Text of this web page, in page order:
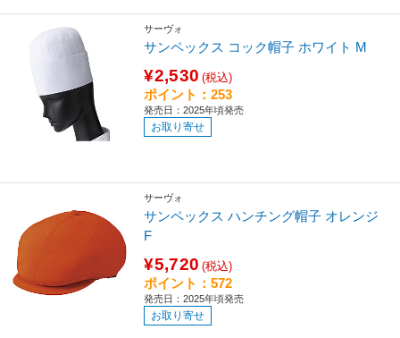
サーヴォ
サンペックス コック帽子 ホワイト M
¥2,530 (税込)
ポイント：253
発売日：2025年頃発売
お取り寄せ
サーヴォ
サンペックス ハンチング帽子 オレンジ
F
¥5,720 (税込)
ポイント：572
発売日：2025年頃発売
お取り寄せ